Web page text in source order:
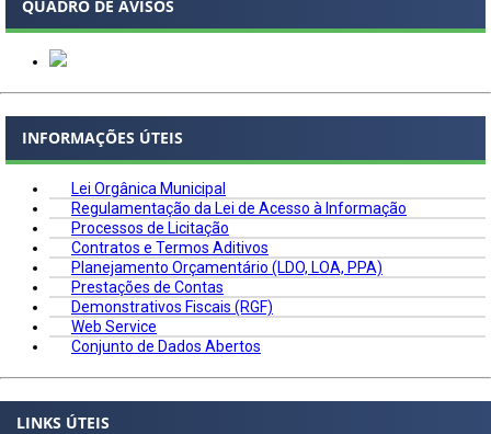
QUADRO DE AVISOS
INFORMAÇÕES ÚTEIS
Lei Orgânica Municipal
Regulamentação da Lei de Acesso à Informação
Processos de Licitação
Contratos e Termos Aditivos
Planejamento Orçamentário (LDO, LOA, PPA)
Prestações de Contas
Demonstrativos Fiscais (RGF)
Web Service
Conjunto de Dados Abertos
LINKS ÚTEIS